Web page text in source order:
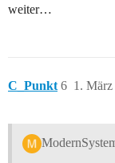
weiter…
C_Punkt 1.
6